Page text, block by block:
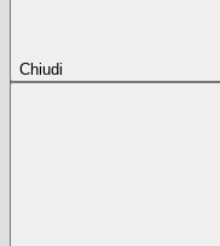
Chiudi